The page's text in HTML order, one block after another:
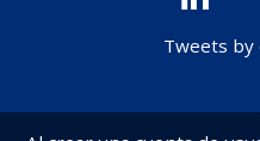
Tweets by